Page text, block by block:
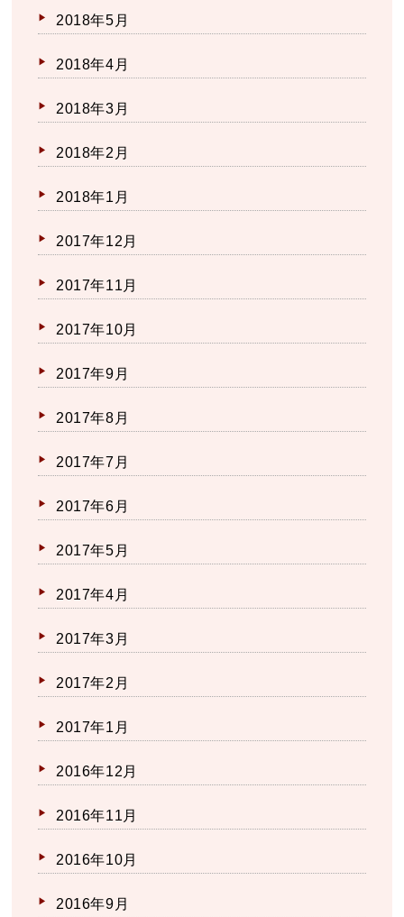
2018年5月
2018年4月
2018年3月
2018年2月
2018年1月
2017年12月
2017年11月
2017年10月
2017年9月
2017年8月
2017年7月
2017年6月
2017年5月
2017年4月
2017年3月
2017年2月
2017年1月
2016年12月
2016年11月
2016年10月
2016年9月